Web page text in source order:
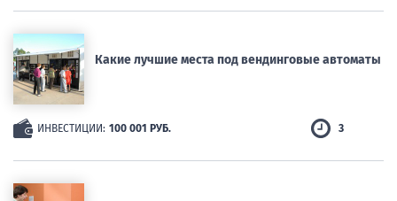
Какие лучшие места под вендинговые автоматы
ИНВЕСТИЦИИ: 100 001 РУБ. 3